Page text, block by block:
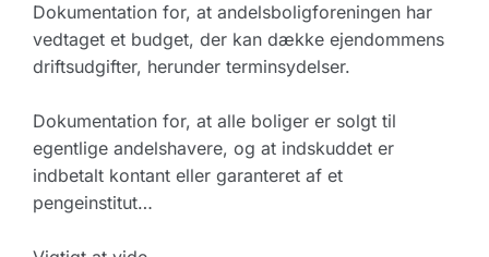
Dokumentation for, at andelsboligforeningen har
vedtaget et budget, der kan dække ejendommens
driftsudgifter, herunder terminsydelser.
Dokumentation for, at alle boliger er solgt til
egentlige andelshavere, og at indskuddet er
indbetalt kontant eller garanteret af et
pengeinstitut…